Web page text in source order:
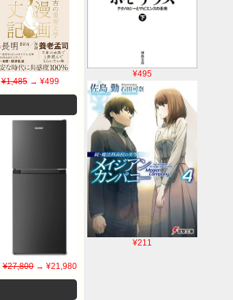
¥495
¥211
¥1,485→ ¥499
¥27,800→ ¥21,980